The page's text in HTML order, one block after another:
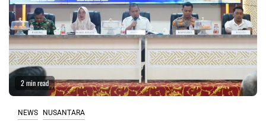
2 min read
NEWS NUSANTARA